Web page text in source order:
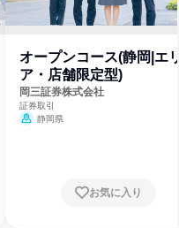
オープンコース(静岡|エ
ア・店舗限定型)
岡三証券株式会社
証券取引
静岡県
お気に入り